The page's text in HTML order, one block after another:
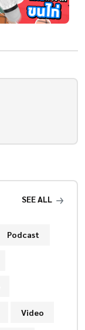
SEE ALL
Podcast
Video